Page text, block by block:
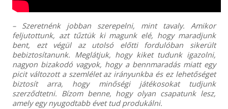
– Szeretnénk jobban szerepelni, mint tavaly. Amikor
feljutottunk, azt tűztük ki magunk elé, hogy maradjunk
bent, ezt végül az utolsó előtti fordulóban sikerült
bebiztosítanunk. Meglátjuk, hogy kiket tudunk igazolni,
nagyon bizakodó vagyok, hogy a bennmaradás miatt egy
picit változott a szemlélet az irányunkba és ez lehetőséget
biztosít arra, hogy minőségi játékosokat tudjunk
szerződtetni. Bízom benne, hogy olyan csapatunk lesz,
amely egy nyugodtabb évet tud produkálni.